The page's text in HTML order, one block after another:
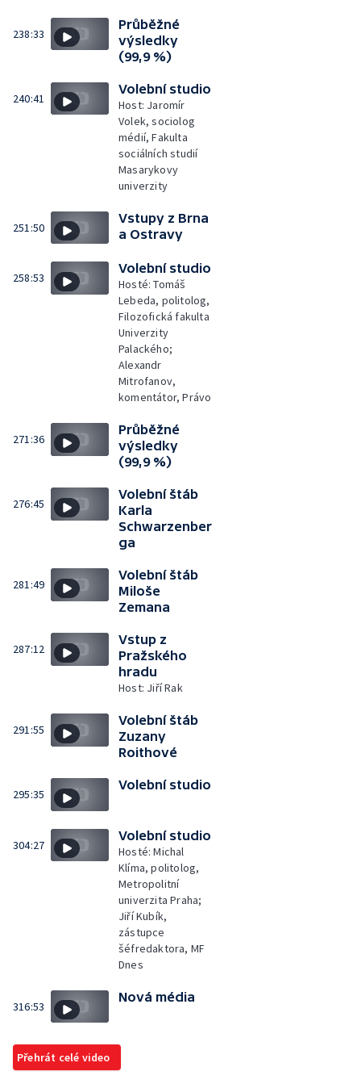
238:33
Průběžné
výsledky
(99,9 %)
240:41
Volební studio
Host: Jaromír
Volek, sociolog
médií, Fakulta
sociálních studií
Masarykovy
univerzity
251:50
Vstupy z Brna
a Ostravy
258:53
Volební studio
Hosté: Tomáš
Lebeda, politolog,
Filozofická fakulta
Univerzity
Palackého;
Alexandr
Mitrofanov,
komentátor, Právo
271:36
Průběžné
výsledky
(99,9 %)
276:45
Volební štáb
Karla
Schwarzenber
ga
281:49
Volební štáb
Miloše
Zemana
287:12
Vstup z
Pražského
hradu
Host: Jiří Rak
291:55
Volební štáb
Zuzany
Roithové
295:35
Volební studio
304:27
Volební studio
Hosté: Michal
Klíma, politolog,
Metropolitní
univerzita Praha;
Jiří Kubík,
zástupce
šéfredaktora, MF
Dnes
316:53
Nová média
Přehrát celé video